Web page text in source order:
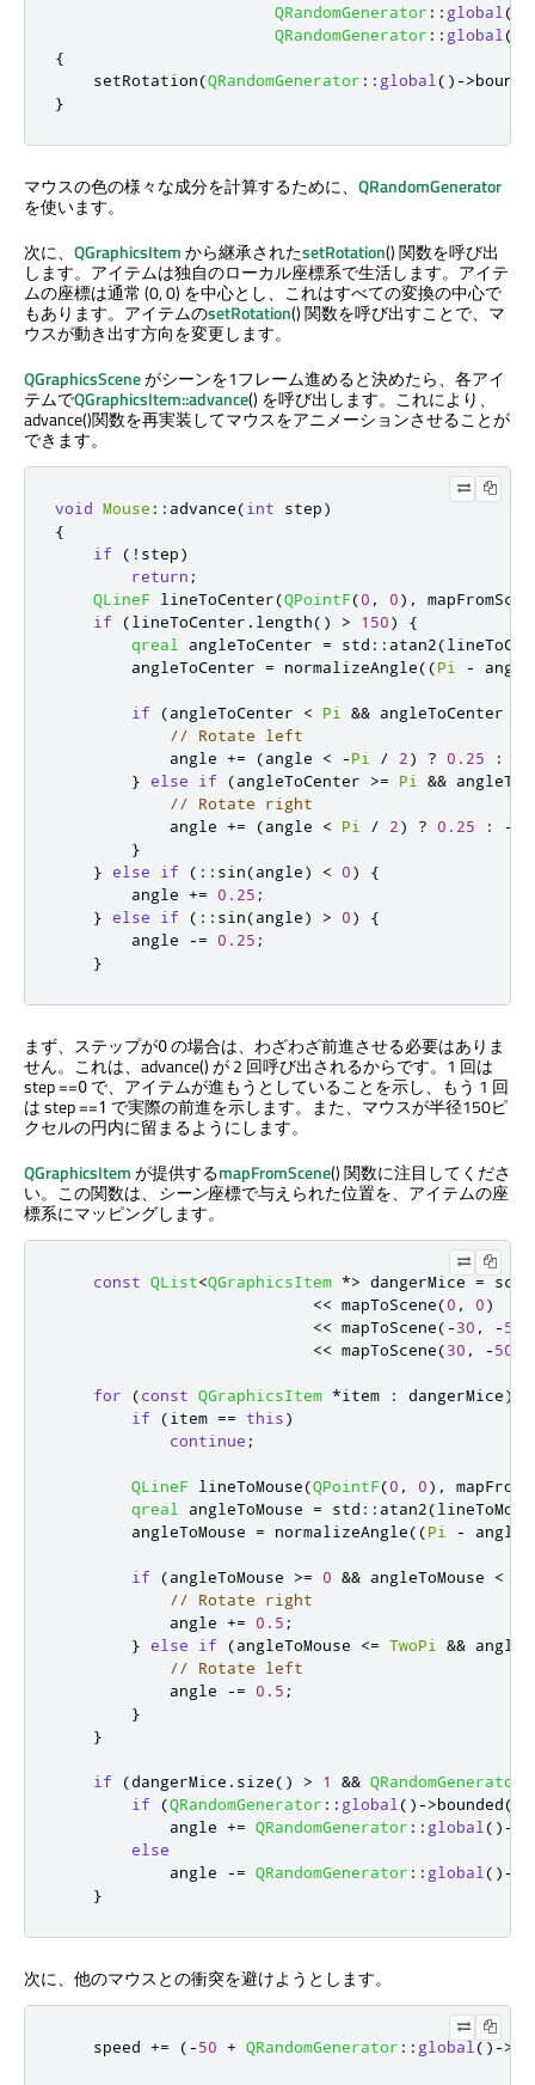
QRandomGenerator :: global ()
QRandomGenerator :: global ()
{
    setRotation
(QRandomGenerator :: global ()->
}
マウスの色の様々な成分を計算するために、 QRandomGenerator
を使います。
次に、 QGraphicsItemから継承されたsetRotation() 関数を呼び出
します。アイテムは独自のローカル座標系で生活します。アイテ
ムの座標は通常 (0, 0) を中心とし、これはすべての変換の中心で
もあります。アイテムのsetRotation() 関数を呼び出すことで、マ
ウスが動き出す方向を変更します。
QGraphicsSceneがシーンを1フレーム進めると決めたら、各アイ
テムでQGraphicsItem::advance() を呼び出します。これにより、
advance()関数を再実装してマウスをアニメーションさせることが
できます。
void Mouse :: advance(int step)
{
if
( ! step)
return ;
QLineF lineToCenter(QPointF(0 , 0) ,
if
(lineToCenter . length() > 150)
{
qreal
angleToCenter = std :: atan2(
        angleToCenter
= normalizeAngle((Pi -
if (angleToCenter < Pi && angleToCenter
// Rotate left
            angle
+= (angle < -Pi / 2) ? 0.25 :
} else if (angleToCenter >= Pi &&
// Rotate right
            angle
+= (angle < Pi / 2) ? 0.25 : -
}
} else if ( :: sin(angle) < 0)
{
        angle
+= 0.25 ;
} else if ( :: sin(angle) > 0)
{
        angle
-= 0.25 ;
}
まず、ステップが0の場合は、わざわざ前進させる必要はありま
せん。これは、advance() が 2 回呼び出されるからです。1 回は
step ==0 で、アイテムが進もうとしていることを示し、もう 1 回
は step ==1 で実際の前進を示します。また、マウスが半径150ピ
クセルの円内に留まるようにします。
QGraphicsItemが提供するmapFromScene() 関数に注目してくださ
い。この関数は、
シーン座標で与えられた位置を、アイテムの座
標系にマッピングします。
const QList<QGraphicsItem *> dangerMice =
<< mapToScene(0 , 0)
<< mapToScene(-30 , -50
<< mapToScene(30 , -50
for (const QGraphicsItem *item : dangerMice)
if
(item == this)
continue ;
QLineF lineToMouse(QPointF(0 , 0) ,
qreal
angleToMouse = std :: atan2(
        angleToMouse
= normalizeAngle((Pi -
if (angleToMouse >= 0 && angleToMouse <
// Rotate right
            angle
+= 0.5 ;
} else if (angleToMouse <= TwoPi &&
// Rotate left
            angle
-= 0.5 ;
}
}
if (dangerMice . size() > 1 && QRandomGenerator
if
(QRandomGenerator :: global ()->bounded(
            angle
+= QRandomGenerator :: global ()-
else
            angle
-= QRandomGenerator :: global ()-
}
次に、他のマウスとの衝突を避けようとします。
    speed
+= (-50 + QRandomGenerator :: global ()->